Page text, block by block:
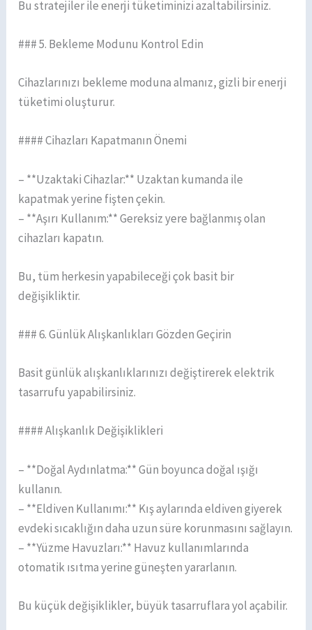
Bu stratejiler ile enerji tüketiminizi azaltabilirsiniz.
### 5. Bekleme Modunu Kontrol Edin
Cihazlarınızı bekleme moduna almanız, gizli bir enerji
tüketimi oluşturur.
#### Cihazları Kapatmanın Önemi
– **Uzaktaki Cihazlar:** Uzaktan kumanda ile
kapatmak yerine fişten çekin.
– **Aşırı Kullanım:** Gereksiz yere bağlanmış olan
cihazları kapatın.
Bu, tüm herkesin yapabileceği çok basit bir
değişikliktir.
### 6. Günlük Alışkanlıkları Gözden Geçirin
Basit günlük alışkanlıklarınızı değiştirerek elektrik
tasarrufu yapabilirsiniz.
#### Alışkanlık Değişiklikleri
– **Doğal Aydınlatma:** Gün boyunca doğal ışığı
kullanın.
– **Eldiven Kullanımı:** Kış aylarında eldiven giyerek
evdeki sıcaklığın daha uzun süre korunmasını sağlayın.
– **Yüzme Havuzları:** Havuz kullanımlarında
otomatik ısıtma yerine güneşten yararlanın.
Bu küçük değişiklikler, büyük tasarruflara yol açabilir.